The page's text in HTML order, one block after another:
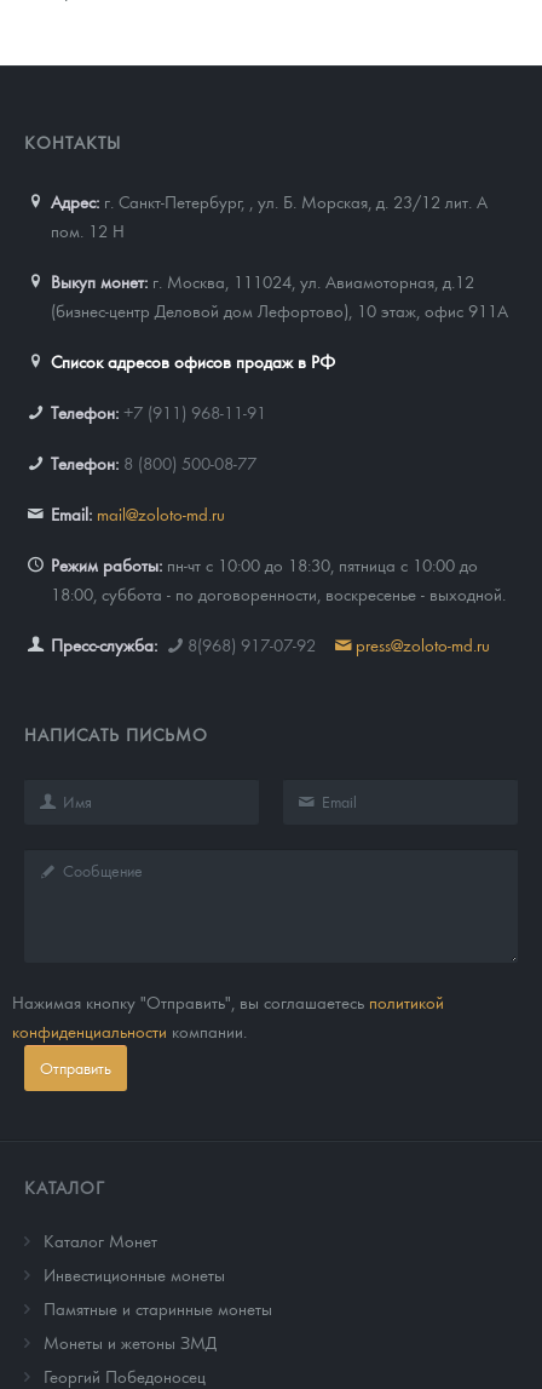
КОНТАКТЫ
Адрес: г. Санкт-Петербург,
ул. Б. Морская, д. 23/12 лит. А
пом. 12 Н
Выкуп монет: г. Москва, 111024, ул. Авиамоторная, д.12
(бизнес-центр Деловой дом Лефортово), 10 этаж, офис 911А
Список адресов офисов продаж в РФ
Телефон: +7 (911) 968-11-91
Телефон: 8 (800) 500-08-77
Email: mail@zoloto-md.ru
Режим работы: пн-чт с 10:00 до 18:30, пятница с 10:00 до
18:00, суббота - по договоренности, воскресенье - выходной.
Пресс-служба: 8(968) 917-07-92 press@zoloto-md.ru
НАПИСАТЬ ПИСЬМО
Нажимая кнопку "Отправить", вы соглашаетесь политикой
конфиденциальности компании.
Отправить
КАТАЛОГ
Каталог Монет
Инвестиционные монеты
Памятные и старинные монеты
Монеты и жетоны ЗМД
Георгий Победоносец